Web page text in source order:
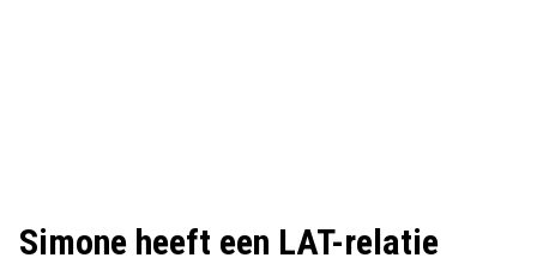
Simone heeft een LAT-relatie